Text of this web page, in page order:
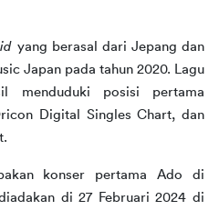
yang berasal dari Jepang dan
Japan pada tahun 2020. Lagu
menduduki posisi pertama
Digital Singles Chart, dan
konser pertama Ado di
di 27 Februari 2024 di